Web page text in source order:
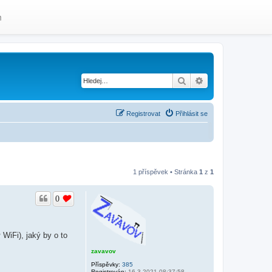
Hledat
Přihlásit se
Registrovat
1 příspěvek • Stránka 1 z 1
zavavov
Příspěvky: 385
0
WiFi), jaký by o to